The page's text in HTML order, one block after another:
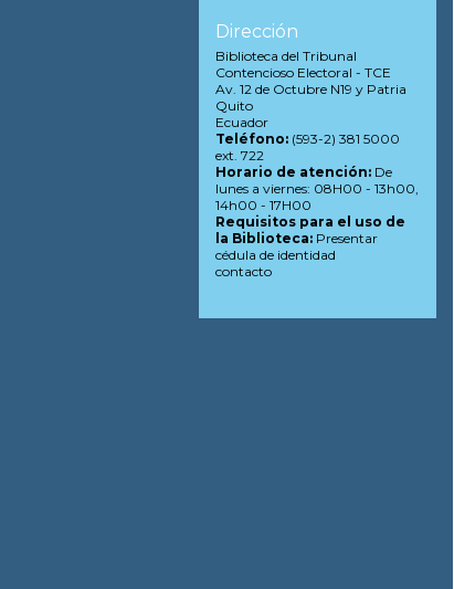
Dirección
Biblioteca del Tribunal
Contencioso Electoral - TCE
Av. 12 de Octubre N19 y Patria
Quito
Ecuador
Teléfono:(593-2) 381 5000
ext. 722
Horario de atención:De
lunes a viernes: 08H00 - 13h00,
14h00 - 17H00
Requisitos para el uso de
la Biblioteca:Presentar
cédula de identidad
contacto